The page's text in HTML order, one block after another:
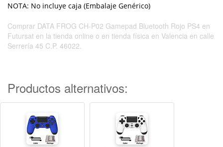
NOTA: No incluye caja (Embalaje Genérico)
Comprar DATA FROG CH-P02 Gamepad Bluetooth Rojo PS4 en
Futursat en la tienda online o en tienda física en Valencia en calle
Serrería 45 C.P. 46022.
Productos alternativos: